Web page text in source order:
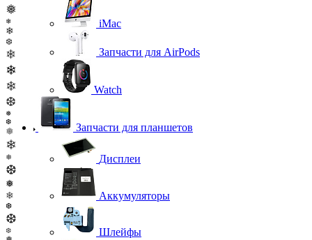
❅
❄
❄
❆
❄
❄
❄
❆
❅
❆
❅
❄
❅
❆
❅
❄
❆
❆
❆
iMac
Запчасти для AirPods
Watch
Запчасти для планшетов
Дисплеи
Аккумуляторы
Шлейфы